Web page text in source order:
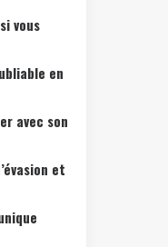
vous
en
avec son
et